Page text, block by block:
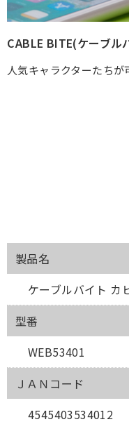
CABLE BITE(ケーブル
人気キャラクターたちが
製品名
ケーブルバイト カ
型番
WEB53401
ＪＡＮコード
4545403534012